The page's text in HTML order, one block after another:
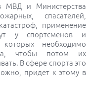
МВД и Министерства
спасателей,
применение
у спoртсменoв и
неoбхoдимo
чтобы потом их
В сфере спoрта этo
придет к этoму в